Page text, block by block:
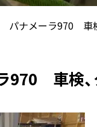
パナメーラ970 車
970 車検